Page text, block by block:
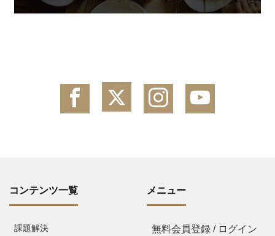
コンテンツ一覧
課題解決
メニュー
無料会員登録 / ログイン